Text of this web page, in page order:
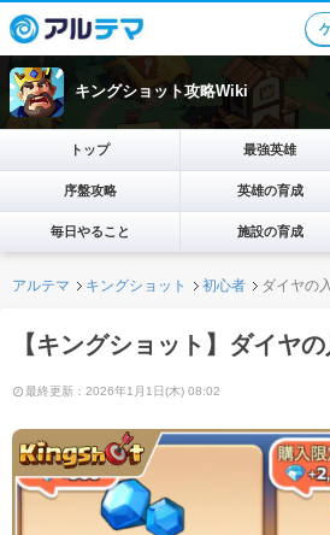
キングショット攻略Wiki
トップ 最強英雄
序盤攻略 英雄の育成
毎日やること 施設の育成
アルテマ キングショット 初心者 ダイヤの
【キングショット】ダイヤ
最終更新：2026年1月1日(木) 08:02